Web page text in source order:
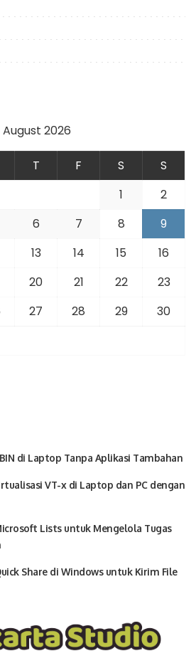
August 2026
T F S
S
1
2
6 7 8
9
13 14 15
16
20 21 22
23
27 28 29
30
di Laptop Tanpa Aplikasi Tambahan
VT-x di Laptop dan PC dengan
Lists untuk Mengelola Tugas
Share di Windows untuk Kirim File